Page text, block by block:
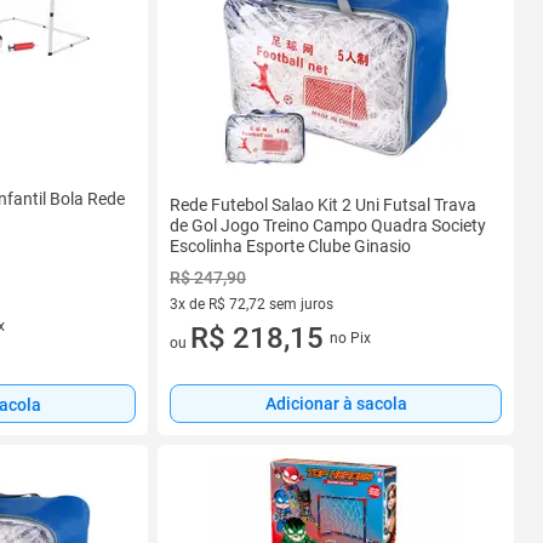
Bola Rede
Rede Futebol Salao Kit 2 Uni Futsal Trava
de Gol Jogo Treino Campo Quadra Society
Escolinha Esporte Clube Ginasio
R$ 247,90
3x de R$ 72,72 sem juros
3 vez de R$ 72,72 sem juros
ou R$ 218,15 no Pix
Adicionar à sacola